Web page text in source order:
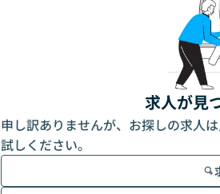
求人が見
申し訳ありませんが、お探しの求人
試しください。